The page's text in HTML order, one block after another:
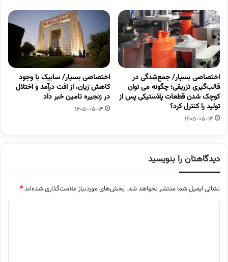
اختصاصی بسپار/ جمع‌شدگی در
قالب‌گیری تزریقی؛ چگونه می توان
کوچک شدن قطعات پلاستیکی پس از
تولید را کنترل کرد؟
1405-05-14
اختصاصی بسپار/ سابیک با وجود
کاهش زیان، از افت درآمد و اختلال
در زنجیره تامین خبر داد
1405-05-14
دیدگاهتان را بنویسید
نشانی ایمیل شما منتشر نخواهد شد. بخش‌های موردنیاز علامت‌گذاری شده‌اند*